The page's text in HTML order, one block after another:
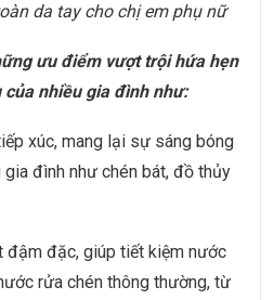
da tay cho chị em phụ nữ
ưu điểm vượt trội hứa hẹn
nhiều gia đình như:
xúc, mang lại sự sáng bóng
đình như chén bát, đồ thủy
đậm đặc, giúp tiết kiệm nước
rửa chén thông thường, từ